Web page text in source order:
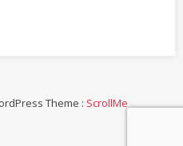
Theme : ScrollMe